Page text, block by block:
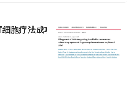
胞疗法成功治疗系统性红斑狼疮